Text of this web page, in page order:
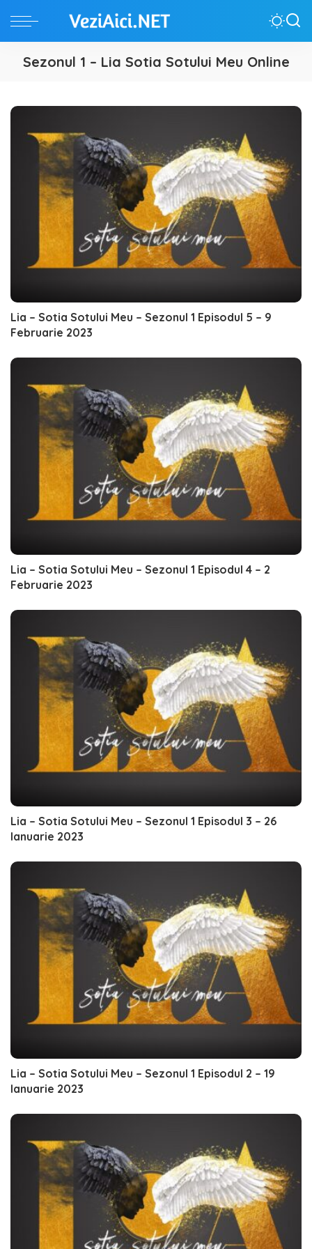
Sezonul 1 – Lia Sotia Sotului Meu Online
Lia – Sotia Sotului Meu – Sezonul 1 Episodul 5 – 9
Februarie 2023
Lia – Sotia Sotului Meu – Sezonul 1 Episodul 4 – 2
Februarie 2023
Lia – Sotia Sotului Meu – Sezonul 1 Episodul 3 – 26
Ianuarie 2023
Lia – Sotia Sotului Meu – Sezonul 1 Episodul 2 – 19
Ianuarie 2023